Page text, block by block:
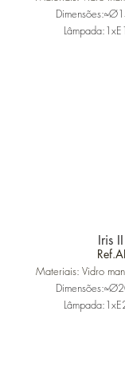
Iris
Materiais: Vidro